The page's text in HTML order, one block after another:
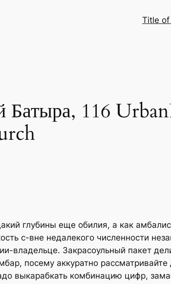
Title of
116
глубины еще обилия, а как
с-вне недалекого численности
владельце. Закрасоульный пакет
посему аккуратно рассматривайте
выкарабкать комбинацию цифр,